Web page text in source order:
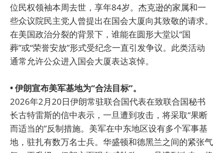
位民权领袖本周去世，享年84岁。杰克逊的家属和一
些众议院民主党人曾提出在国会大厦向其致敬的请求。
在美国政治分裂的背景下，谁能在圆形大堂以“国
葬”或“荣誉安放”形式受纪念一直引发争议。此类活动
通常允许公众进入国会大厦表达哀悼。
• 伊朗宣布美军基地为“合法目标”。
2026年2月20日伊朗常驻联合国代表在致联合国秘书
长古特雷斯的信中表示，一旦遭到攻击，将采取“果断
而适当的”反制措施。美军在中东地区设有多个军事基
地，驻扎有数万名士兵。华盛顿和德黑兰之间的紧张气